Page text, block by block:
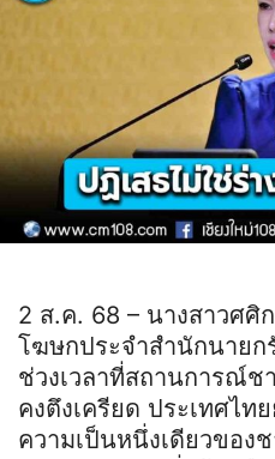
2 ส.ค. 68 – นางสาวศ
โฆษกประจำสำนักนายก
ช่วงเวลาที่สถานการณ์ช
คงตึงเครียด ประเทศไ
ความเป็นหนึ่งเดียวของ